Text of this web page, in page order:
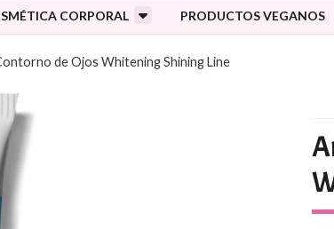
CORPORAL PRODUCTOS VEGANOS
de Ojos Whitening Shining Line